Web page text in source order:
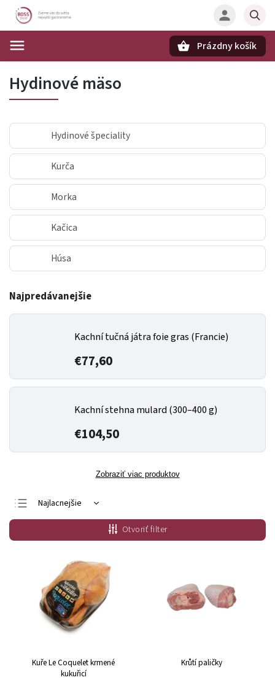
Prázdny košík
Hydinové mäso
Hydinové špeciality
Kurča
Morka
Kačica
Húsa
Najpredávanejšie
Kachní tučná játra foie gras (Francie)
€77,60
Kachní stehna mulard (300–400 g)
€104,50
Zobraziť viac produktov
Najlacnejšie
Najdrahšie
Najpredávanejšie
Abecedne
Otvoriť filter
Kuře Le Coquelet krmené
kukuřicí
Krůtí paličky